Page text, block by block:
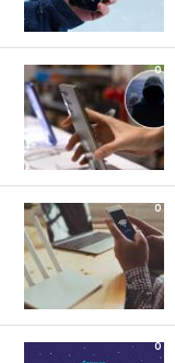
0
0
0